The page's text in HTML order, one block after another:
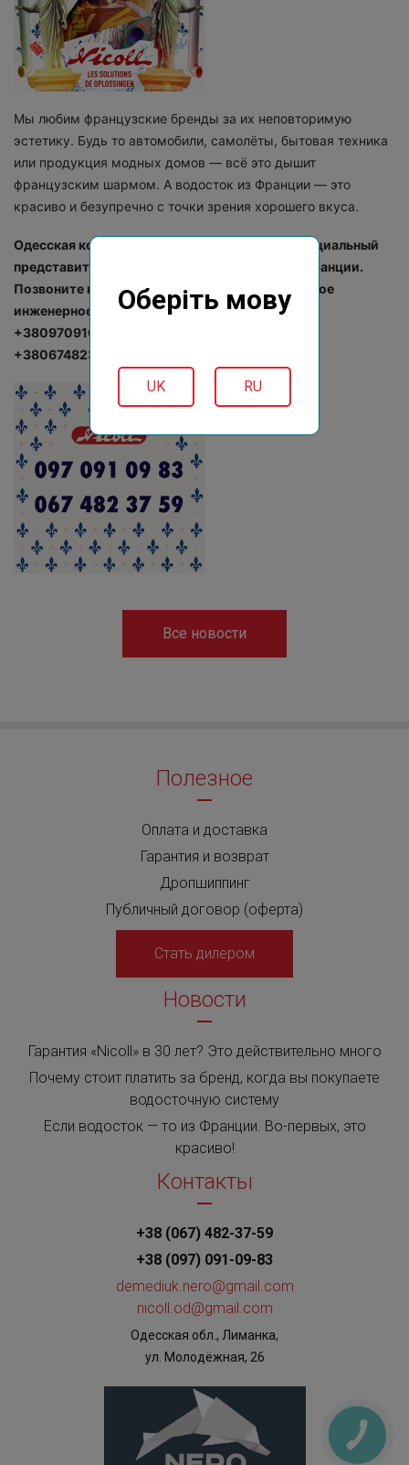
Оберіть мову
UK RU
Мы любим французские бренды за их неповторимую
эстетику. Будь то автомобили, самолёты, бытовая техника
или продукция модных домов — всё это дышит
французским шармом. А водосток из Франции — это
красиво и безупречно с точки зрения хорошего вкуса.
Одесская компания «Nero Engineering» — официальный
представитель в Украине фирмы «Nicoll» из Франции.
Позвоните нам и мы поможем подобрать нужное
инженерное решение для вашего проекта:
+380970910983
+380674823759
Все новости
Полезное
Оплата и доставка
Гарантия и возврат
Дропшиппинг
Публичный договор (оферта)
Стать дилером
Новости
Гарантия «Nicoll» в 30 лет? Это действительно много
Почему стоит платить за бренд, когда вы покупаете
водосточную систему
Если водосток — то из Франции. Во-первых, это
красиво!
Контакты
+38 (067) 482-37-59
+38 (097) 091-09-83
demediuk.nero@gmail.com
nicoll.od@gmail.com
Одесская обл., Лиманка,
ул. Молодёжная, 26
КНОПКА
ЗВ'ЯЗКУ